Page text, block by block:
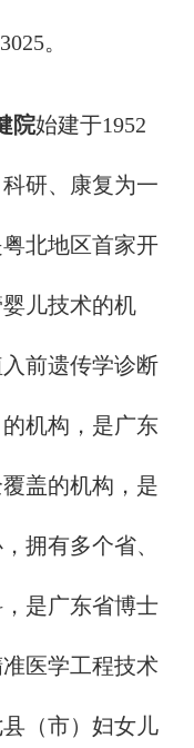
。
院始建于1952
研、康复为一
北地区首家开
儿技术的机
前遗传学诊断
机构，是广东
盖的机构，是
拥有多个省、
是广东省博士
医学工程技术
（市）妇女儿